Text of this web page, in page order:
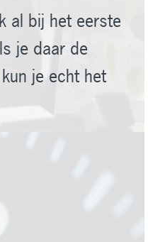
al bij het eerste
je daar de
je echt het